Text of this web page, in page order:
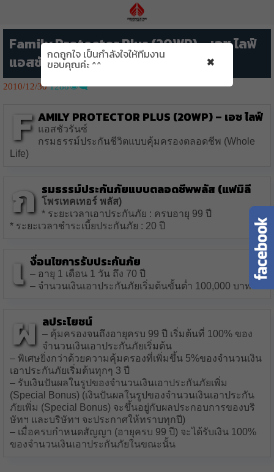
Family Protector Plus (20WP) – เอซ ไลฟ์
แอสชัวรันซ์
2010/12/301288👁️‍🗨️
F amily Protector Plus (20WP)– เอซ ไลฟ์
แอสชัวรันซ์
กรมธรรม์ประกันชีวิตแบบคุ้มครองตลอดชีพ (Whole
Life)
ก รมธรรม์ประกันภัยแบบตลอดชีพพลัส (แฟมิลี
โพรเทคเทอร์ พลัส)
* ระยะเวลาเอาประกันภัย : ครบอายุ 99 ปี
* ระยะเวลาชำระเบี้ยประกันภัย : 20 ปี
เ งื่อนไขการรับประกันภัย
– อายุ 1 เดือน 1 วัน ถึง 70 ปี
– จำนวนเงินเอาประกันภัยเริ่มต้นขั้นต่ำ 100,000 บาท
ผ ลประโยชน์
– คุ้มครองจนถึงอายุครบ 99 ปี เริ่มต้นที่ 100% ของ
จำนวนเงินเอาประกันภัยเริ่มต้น
– พิเศษยิ่งกว่าด้วยความคุ้มครองที่เพิ่มขึ้น 5%ของจำนวนเงิน
เอาประกันภัยเริ่มต้นทุกๆ 3 ปี
– รับเงินปันผลในรูปของจำนวนเงินเอาประกันภัยเพิ่ม
(Special Bonus) (เงินปันผลในรูปของจำนวนเงินเอาประกัน
ภัยเพิ่ม (Special Bonus) จะขึ้นอยู่กับผลประกอบการของบริ
ษัทฯ และบริษัทฯ จะประกาศให้ทราบทุกปี)
– เมื่อครบกำหนดสัญญา (อายุครบ 99 ปี) จะได้รับเงิน 100%
ของจำนวนเงินเอาประกันภัยในขณะนั้น
กดถูกใจ เป็นกำลังใจให้ทีมงาน
ขอบคุณค่ะ ^^ ×